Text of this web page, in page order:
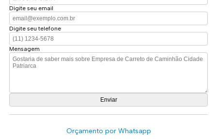
Digite seu email
Digite seu telefone
Mensagem
Orçamento por Whatsapp